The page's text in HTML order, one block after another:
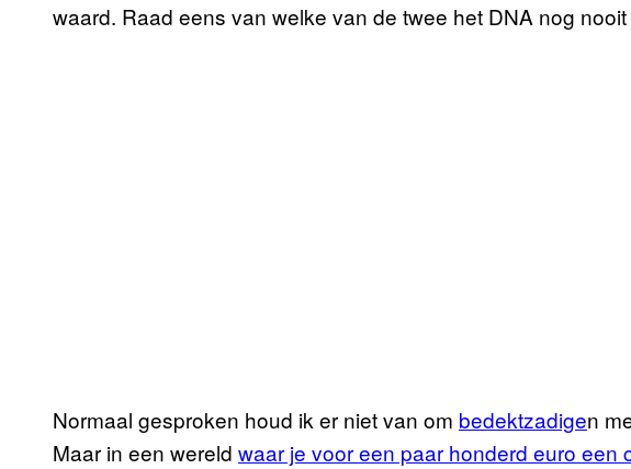
waard. Raad eens van welke van de twee het DNA nog
Normaal gesproken houd ik er niet van om bedektzadigen
Maar in een wereld waar je voor een paar honderd euro een